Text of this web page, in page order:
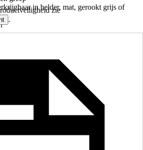
in helder, mat, gerookt grijs of
zie
.